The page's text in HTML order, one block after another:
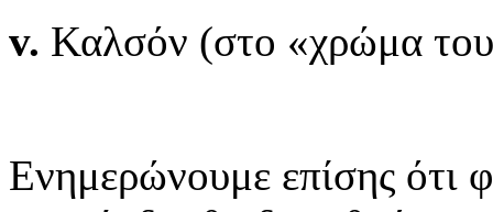
v. Καλσόν (στο «χρώμα
Ενημερώνουμε επίσης ότι